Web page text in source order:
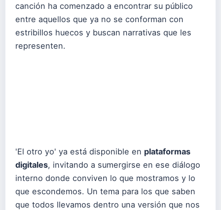
canción ha comenzado a encontrar su público
entre aquellos que ya no se conforman con
estribillos huecos y buscan narrativas que les
representen.
'El otro yo' ya está disponible en plataformas
digitales, invitando a sumergirse en ese diálogo
interno donde conviven lo que mostramos y lo
que escondemos. Un tema para los que saben
que todos llevamos dentro una versión que nos